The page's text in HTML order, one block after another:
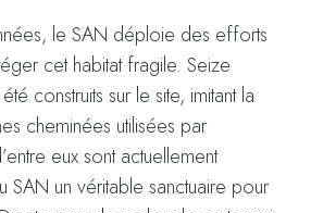
le SAN déploie des efforts
cet habitat fragile. Seize
construits sur le site, imitant la
cheminées utilisées par
eux sont actuellement
SAN un véritable sanctuaire pour